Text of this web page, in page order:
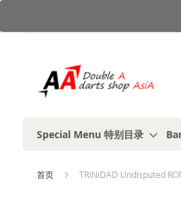
到
Special Menu 特别目录
首页 TRiNiDAD Undisputed